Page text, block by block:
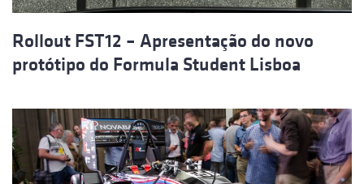
Rollout FST12 – Apresentação do novo
protótipo do Formula Student Lisboa